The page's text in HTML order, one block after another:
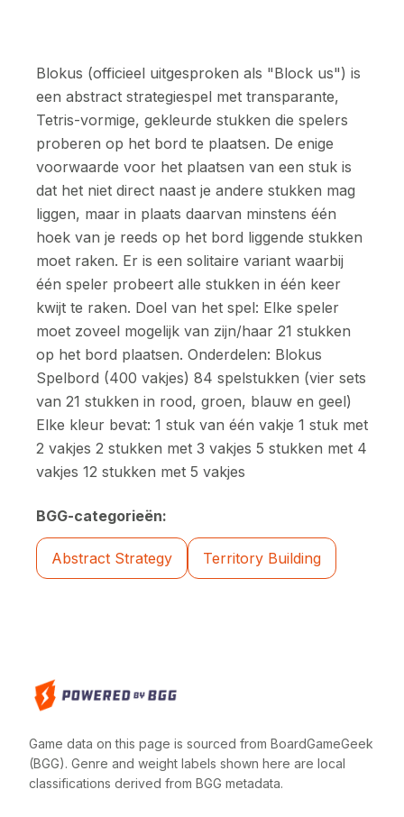
Blokus (officieel uitgesproken als "Block us") is
een abstract strategiespel met transparante,
Tetris-vormige, gekleurde stukken die spelers
proberen op het bord te plaatsen. De enige
voorwaarde voor het plaatsen van een stuk is
dat het niet direct naast je andere stukken mag
liggen, maar in plaats daarvan minstens één
hoek van je reeds op het bord liggende stukken
moet raken. Er is een solitaire variant waarbij
één speler probeert alle stukken in één keer
kwijt te raken. Doel van het spel: Elke speler
moet zoveel mogelijk van zijn/haar 21 stukken
op het bord plaatsen. Onderdelen: Blokus
Spelbord (400 vakjes) 84 spelstukken (vier sets
van 21 stukken in rood, groen, blauw en geel)
Elke kleur bevat: 1 stuk van één vakje 1 stuk met
2 vakjes 2 stukken met 3 vakjes 5 stukken met 4
vakjes 12 stukken met 5 vakjes
BGG-categorieën:
Abstract Strategy Territory Building
Game data on this page is sourced from BoardGameGeek
(BGG). Genre and weight labels shown here are local
classifications derived from BGG metadata.